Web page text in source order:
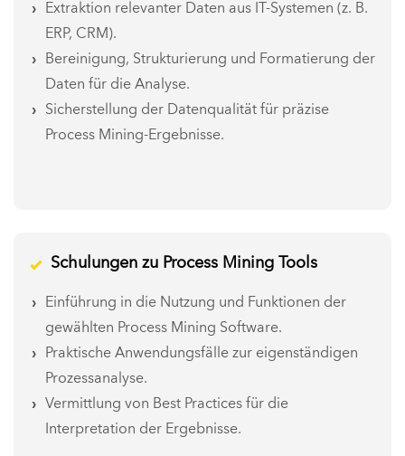
Extraktion relevanter Daten aus IT-Systemen (z. B.
ERP, CRM).
Bereinigung, Strukturierung und Formatierung der
Daten für die Analyse.
Sicherstellung der Datenqualität für präzise
Process Mining-Ergebnisse.
Schulungen zu Process Mining Tools
Einführung in die Nutzung und Funktionen der
gewählten Process Mining Software.
Praktische Anwendungsfälle zur eigenständigen
Prozessanalyse.
Vermittlung von Best Practices für die
Interpretation der Ergebnisse.